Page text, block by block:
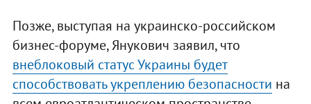
Позже, выступая на украинско-российском
бизнес-форуме, Янукович заявил, что
внеблоковый статус Украины будет
способствовать укреплению безопасности на